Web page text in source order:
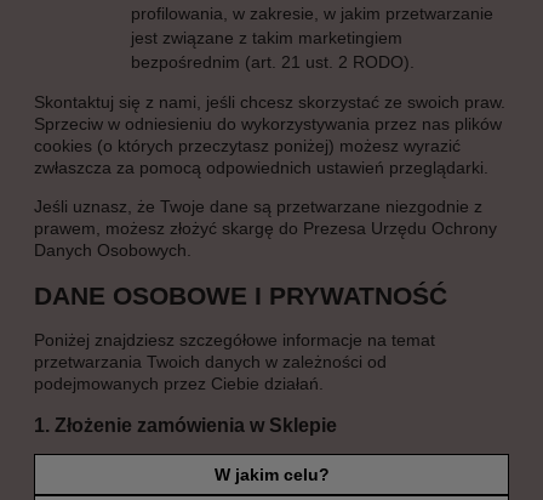
profilowania, w zakresie, w jakim przetwarzanie
jest związane z takim marketingiem
bezpośrednim (art. 21 ust. 2 RODO).
Skontaktuj się z nami, jeśli chcesz skorzystać ze swoich praw.
Sprzeciw w odniesieniu do wykorzystywania przez nas plików
cookies (o których przeczytasz poniżej) możesz wyrazić
zwłaszcza za pomocą odpowiednich ustawień przeglądarki.
Jeśli uznasz, że Twoje dane są przetwarzane niezgodnie z
prawem, możesz złożyć skargę do Prezesa Urzędu Ochrony
Danych Osobowych.
DANE OSOBOWE I PRYWATNOŚĆ
Poniżej znajdziesz szczegółowe informacje na temat
przetwarzania Twoich danych w zależności od
podejmowanych przez Ciebie działań.
1. Złożenie zamówienia w Sklepie
W jakim celu?